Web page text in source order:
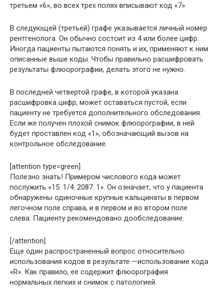
третьем «6», во всех трех полях вписывают код «7».
В следующей (третьей) графе указывается личный номер
рентгенолога. Он обычно состоит из 4 или более цифр.
Иногда пациенты пытаются понять и их, применяют к ним
описанные выше коды. Чтобы правильно расшифровать
результаты флюорографии, делать этого не нужно.
В последней четвертой графе, в которой указана
расшифровка цифр, может оставаться пустой, если
пациенту не требуется дополнительного обследования.
Если же получен плохой снимок флюорографии, в ней
будет проставлен код «1», обозначающий вызов на
контрольное обследование.
[attention type=green]
Полезно знать! Примером числового кода может
послужить «15. 1/4. 2087. 1». Он означает, что у пациента
обнаружены одиночные крупные кальцинаты в первом
легочном поле справа, и в первом и во втором поле
слева. Пациенту рекомендовано дообследование.
[/attention]
Еще один распространенный вопрос относительно
использования кодов в результате —использование кода
«R». Как правило, ее содержит флюорография
нормальных легких и снимок с патологией.